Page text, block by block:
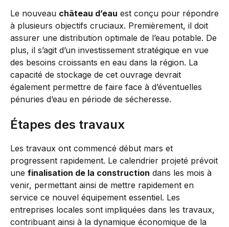
Le nouveau château d’eau est conçu pour répondre
à plusieurs objectifs cruciaux. Premièrement, il doit
assurer une distribution optimale de l’eau potable. De
plus, il s’agit d’un investissement stratégique en vue
des besoins croissants en eau dans la région. La
capacité de stockage de cet ouvrage devrait
également permettre de faire face à d’éventuelles
pénuries d’eau en période de sécheresse.
Étapes des travaux
Les travaux ont commencé début mars et
progressent rapidement. Le calendrier projeté prévoit
une finalisation de la construction dans les mois à
venir, permettant ainsi de mettre rapidement en
service ce nouvel équipement essentiel. Les
entreprises locales sont impliquées dans les travaux,
contribuant ainsi à la dynamique économique de la